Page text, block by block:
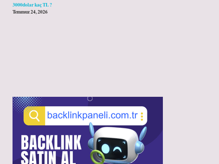
3000dolar kaç TL ?
Temmuz 24, 2026